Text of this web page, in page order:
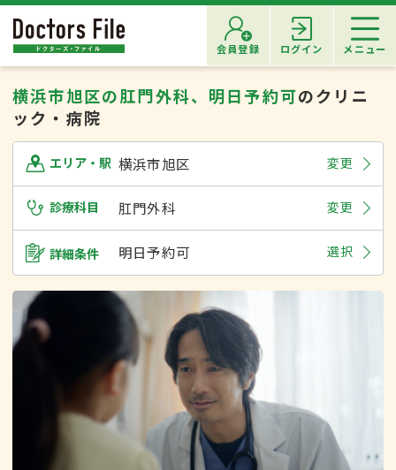
会員登録 ログイン メニュー
横浜市旭区の肛門外科、明日予約可のクリニ
ック・病院
エリア・駅 横浜市旭区 変更
診療科目 肛門外科 変更
詳細条件 明日予約可 選択